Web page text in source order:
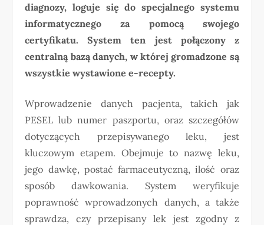
diagnozy, loguje się do specjalnego systemu
informatycznego za pomocą swojego
certyfikatu. System ten jest połączony z
centralną bazą danych, w której gromadzone są
wszystkie wystawione e-recepty.
Wprowadzenie danych pacjenta, takich jak
PESEL lub numer paszportu, oraz szczegółów
dotyczących przepisywanego leku, jest
kluczowym etapem. Obejmuje to nazwę leku,
jego dawkę, postać farmaceutyczną, ilość oraz
sposób dawkowania. System weryfikuje
poprawność wprowadzonych danych, a także
sprawdza, czy przepisany lek jest zgodny z